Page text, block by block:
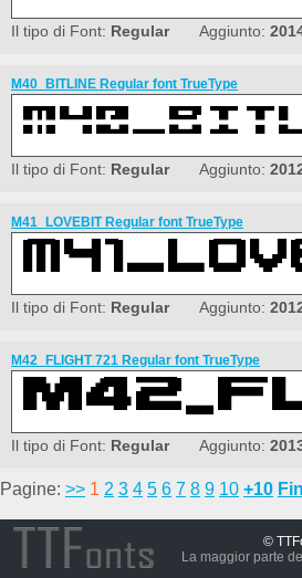
Il tipo di Font: RegularAggiunto:
M40_BITLINE Regular font TrueType
Il tipo di Font: RegularAggiunto:
M41_LOVEBIT Regular font TrueType
Il tipo di Font: RegularAggiunto:
M42_FLIGHT 721 Regular font TrueType
Il tipo di Font: RegularAggiunto:
Pagine: >> 1 2 3 4 5 6 7 8 9 10 +10
©
La maggior parte